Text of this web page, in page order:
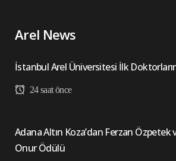
Arel News
İstanbul Arel Üniversitesi İlk
24 saat önce
Adana Altın Koza’dan Ferzan Özpetek
Onur Ödülü